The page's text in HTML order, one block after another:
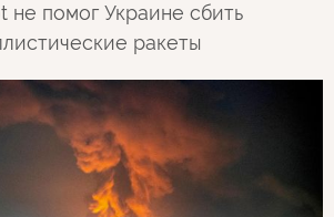
не помог Украине сбить
ракеты